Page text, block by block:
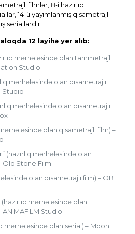
filmlər, 8-i hazırlıq
14-ü yayımlanmış qısametrajlı
seriallardır.
12 layihə yer alıb:
mərhələsində olan tammetrajlı
Studio
mərhələsində olan qısametrajlı
Studio
mərhələsində olan qısametrajlı
mərhələsində olan qısametrajlı film) –
(hazırlıq mərhələsində olan
Old Stone Film
olan qısametrajlı film) – OB
mərhələsində olan
ANIMAFILM Studio
mərhələsində olan serial) – Moon